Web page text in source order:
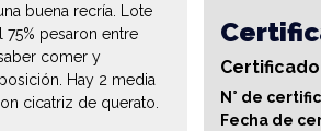
buena recría. Lote
pesaron entre
comer y
Hay 2 media
cicatriz de querato.
N° de
Fecha de